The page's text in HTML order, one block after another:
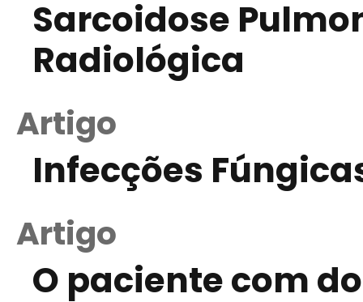
Sarcoidose
Radiológica
Artigo
Infecções
Artigo
O paciente com